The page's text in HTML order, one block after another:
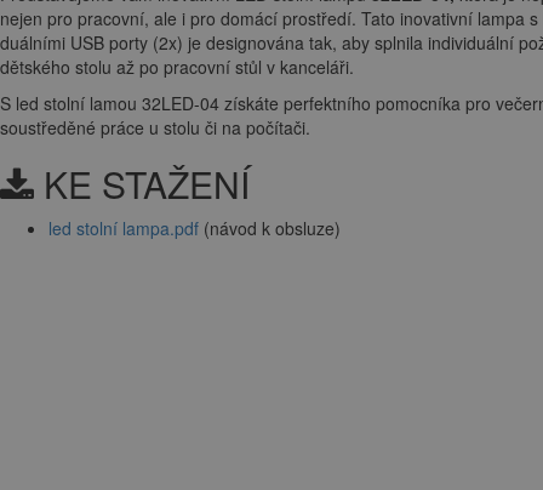
nejen pro pracovní, ale i pro domácí prostředí. Tato inovativní lampa
duálními USB porty (2x) je designována tak, aby splnila individuální
dětského stolu až po pracovní stůl v kanceláři.
S led stolní lamou 32LED-04 získáte perfektního pomocníka pro
soustředěné práce u stolu či na počítači.
KE STAŽENÍ
led stolní lampa.pdf (návod k obsluze)